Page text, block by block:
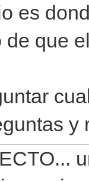
es
de que
y